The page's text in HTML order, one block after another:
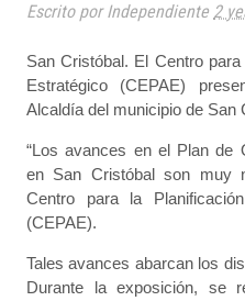
Escrito por Independiente 2
San Cristóbal. El Centro
Estratégico (CEPAE)
Alcaldía del municipio de San
“Los avances en el Plan de
en San Cristóbal son muy
Centro para la
(CEPAE).
Tales avances abarcan los
Durante la exposición, se